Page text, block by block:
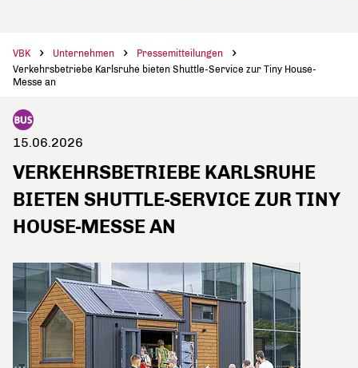
VBK Unternehmen
Pressemitteilungen
Verkehrsbetriebe Karlsruhe bieten Shuttle-Service zur Tiny House-
Messe an
15.06.2026
VERKEHRSBETRIEBE KARLSRUHE
BIETEN SHUTTLE-SERVICE ZUR TINY
HOUSE-MESSE AN